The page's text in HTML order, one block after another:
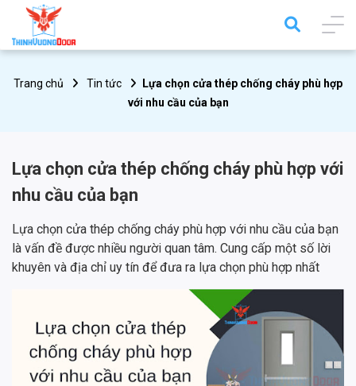
Trang chủ Tin tức
Lựa chọn cửa thép chống cháy phù hợp
với nhu cầu của bạn
Lựa chọn cửa thép chống cháy phù hợp với
nhu cầu của bạn
Lựa chọn cửa thép chống cháy phù hợp với nhu cầu của bạn
là vấn đề được nhiều người quan tâm. Cung cấp một số lời
khuyên và địa chỉ uy tín để đưa ra lựa chọn phù hợp nhất